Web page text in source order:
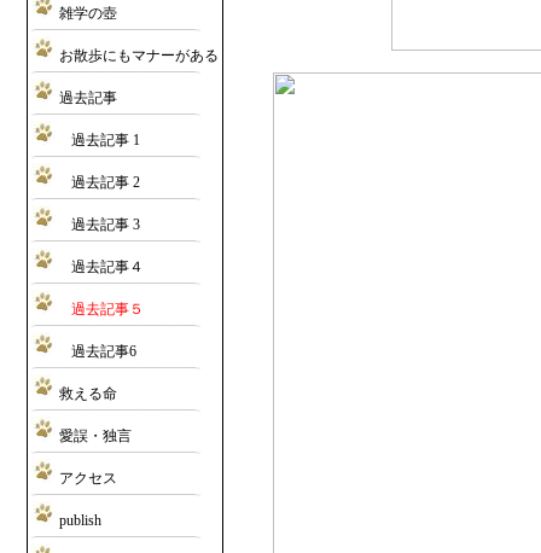
雑学の壺
お散歩にもマナーがある
過去記事
過去記事 1
過去記事 2
過去記事 3
過去記事４
過去記事５
過去記事6
救える命
愛誤・独言
アクセス
publish